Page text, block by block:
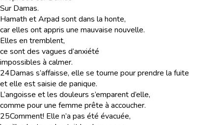
Sur Damas.
Hamath et Arpad sont dans la honte,
car elles ont appris une mauvaise nouvelle.
Elles en tremblent,
ce sont des vagues d’anxiété
impossibles à calmer.
24Damas s’affaisse, elle se tourne pour prendre la fuite
et elle est saisie de panique.
L’angoisse et les douleurs s’emparent d’elle,
comme pour une femme prête à accoucher.
25Comment! Elle n’a pas été évacuée,